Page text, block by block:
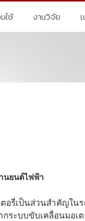
ใช้ งานวิจัย
นยนต์ไฟฟ้า
ตอรี่เป็นส่วนสำคัญใ
ระบบขับเคลื่อนมอเ